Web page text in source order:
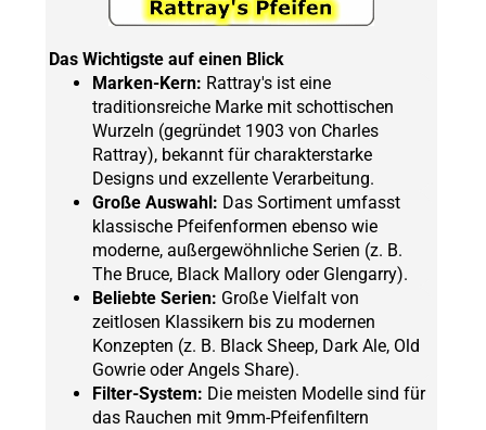
Das Wichtigste auf einen Blick
Marken-Kern: Rattray's ist eine
traditionsreiche Marke mit schottischen
Wurzeln (gegründet 1903 von Charles
Rattray), bekannt für charakterstarke
Designs und exzellente Verarbeitung.
Große Auswahl: Das Sortiment umfasst
klassische Pfeifenformen ebenso wie
moderne, außergewöhnliche Serien (z. B.
The Bruce, Black Mallory oder Glengarry).
Beliebte Serien: Große Vielfalt von
zeitlosen Klassikern bis zu modernen
Konzepten (z. B. Black Sheep, Dark Ale, Old
Gowrie oder Angels Share).
Filter-System: Die meisten Modelle sind für
das Rauchen mit 9mm-Pfeifenfiltern